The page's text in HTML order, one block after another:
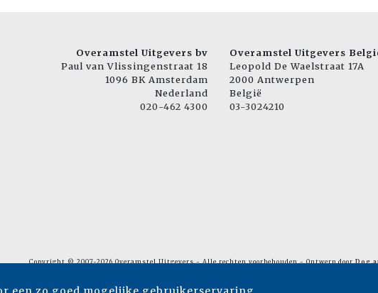
Overamstel Uitgevers bv
Paul van Vlissingenstraat 18
1096 BK Amsterdam
Nederland
020-462 4300
Overamstel Uitgevers
Leopold De Waelstraat 17A
2000 Antwerpen
België
03-3024210
Copyright © 2007-2026 Overamstel Uitgevers - Alle rechten voorbehouden - Ontwerp doorDog